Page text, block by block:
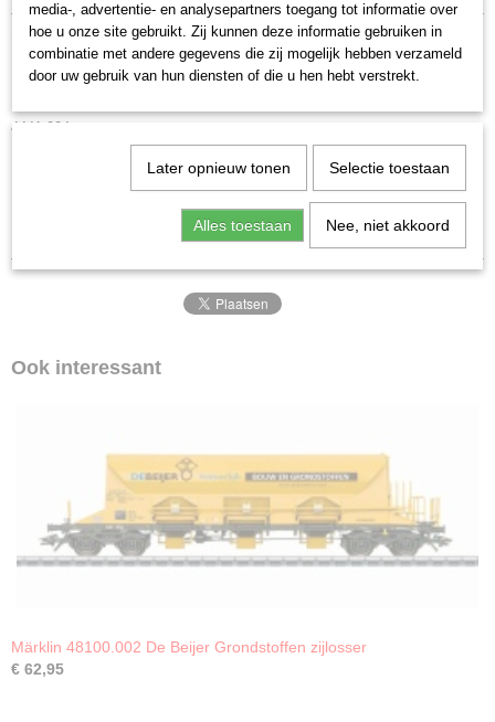
Productcode leverancier
4441
Schaal
Staat
Omschrijving
Märklin 4441 AVIA ketelwagen
4441,904
Kollnummer: 4440/98708
Ook interessant
Märklin 48100.002 De Beijer Grondstoffen zijlosser
€ 62,95
media-, advertentie- en analysepartners toegang tot informatie over
hoe u onze site gebruikt. Zij kunnen deze informatie gebruiken in
combinatie met andere gegevens die zij mogelijk hebben verzameld
door uw gebruik van hun diensten of die u hen hebt verstrekt.
Later opnieuw tonen Selectie toestaan
Alles toestaan Nee, niet akkoord